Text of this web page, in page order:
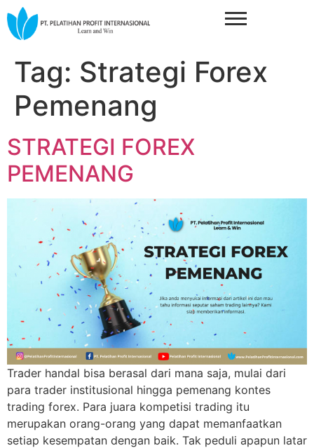
Tag: Strategi Forex
Pemenang
STRATEGI FOREX
PEMENANG
Trader handal bisa berasal dari mana saja, mulai dari
para trader institusional hingga pemenang kontes
trading forex. Para juara kompetisi trading itu
merupakan orang-orang yang dapat memanfaatkan
setiap kesempatan dengan baik. Tak peduli apapun latar